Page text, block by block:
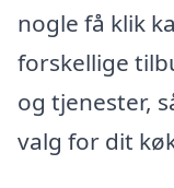
nogle få klik
forskellige
og tjenester,
valg for dit